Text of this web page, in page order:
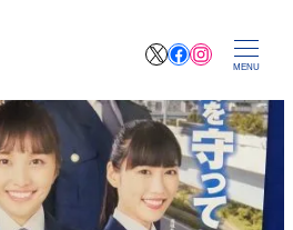
XFacebook
MENU